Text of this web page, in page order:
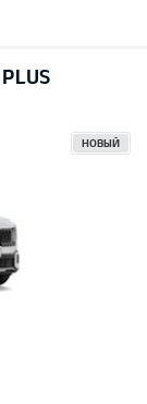
НОВЫЙ